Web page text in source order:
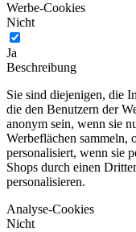
Werbe-Cookies
Nicht
Ja
Beschreibung
Sie sind diejenigen, die
die den Benutzern der
anonym sein, wenn sie
Werbeflächen sammeln,
personalisiert, wenn sie
Shops durch einen
personalisieren.
Analyse-Cookies
Nicht